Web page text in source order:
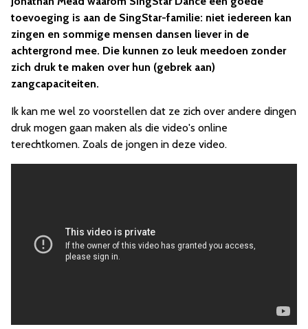
toevoeging is aan de SingStar-familie: niet iedereen kan
zingen en sommige mensen dansen liever in de
achtergrond mee. Die kunnen zo leuk meedoen zonder
zich druk te maken over hun (gebrek aan)
zangcapaciteiten.
Ik kan me wel zo voorstellen dat ze zich over andere dingen
druk mogen gaan maken als die video's online
terechtkomen. Zoals de jongen in deze video.